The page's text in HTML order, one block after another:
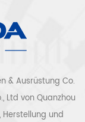
& Ausrüstung Co.
Ltd von Quanzhou
und